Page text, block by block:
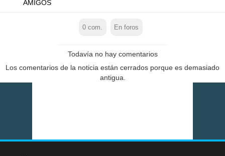
AMIGOS
0 com. En foros
Todavía no hay comentarios
Los comentarios de la noticia están cerrados porque es demasiado
antigua.